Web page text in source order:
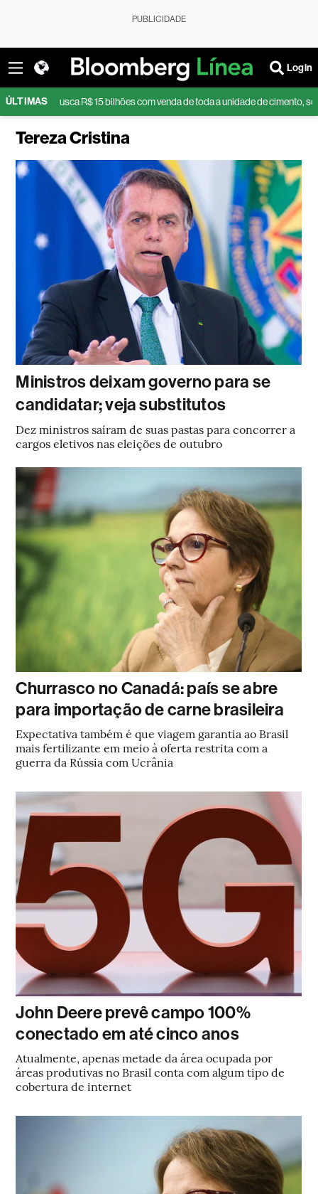
PUBLICIDADE
Login
ÚLTIMAS
busca R$ 15 bilhões com venda de toda a unidade de cimento, segundo
Tereza Cristina
Ministros deixam governo para se
candidatar; veja substitutos
Dez ministros saíram de suas pastas para concorrer a
cargos eletivos nas eleições de outubro
Churrasco no Canadá: país se abre
para importação de carne brasileira
Expectativa também é que viagem garantia ao Brasil
mais fertilizante em meio à oferta restrita com a
guerra da Rússia com Ucrânia
John Deere prevê campo 100%
conectado em até cinco anos
Atualmente, apenas metade da área ocupada por
áreas produtivas no Brasil conta com algum tipo de
cobertura de internet